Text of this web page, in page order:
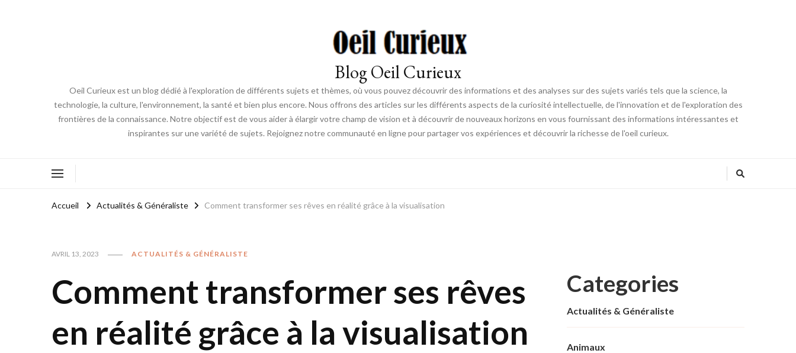
Blog Oeil Curieux
Oeil Curieux est un blog dédié à l'exploration de différents sujets et thèmes, où vous pouvez découvrir des informations et des analyses sur des sujets variés tels que la science, la
technologie, la culture, l'environnement, la santé et bien plus encore. Nous offrons des articles sur les différents aspects de la curiosité intellectuelle, de l'innovation et de l'exploration des
frontières de la connaissance. Notre objectif est de vous aider à élargir votre champ de vision et à découvrir de nouveaux horizons en vous fournissant des informations intéressantes et
inspirantes sur une variété de sujets. Rejoignez notre communauté en ligne pour partager vos expériences et découvrir la richesse de l'oeil curieux.
Accueil Actualités & Généraliste Comment transformer ses rêves en réalité grâce à la visualisation
AVRIL 13, 2023 ACTUALITÉS & GÉNÉRALISTE
Comment transformer ses rêves
en réalité grâce à la visualisation
Categories
Actualités & Généraliste
Animaux